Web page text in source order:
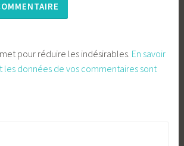
pour réduire les indésirables. En savoir
les données de vos commentaires sont